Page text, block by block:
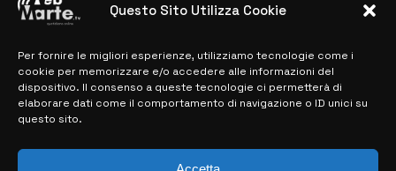
Questo Sito Utilizza Cookie
Per fornire le migliori esperienze, utilizziamo tecnologie come i
cookie per memorizzare e/o accedere alle informazioni del
dispositivo. Il consenso a queste tecnologie ci permetterà di
elaborare dati come il comportamento di navigazione o ID unici su
questo sito.
MAPPA DEL SITO
> NOTIZIE